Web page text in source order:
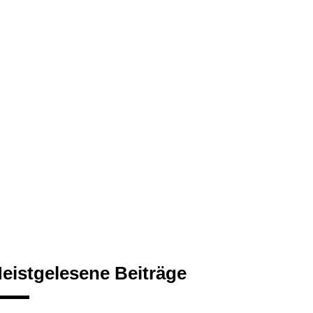
Beiträge